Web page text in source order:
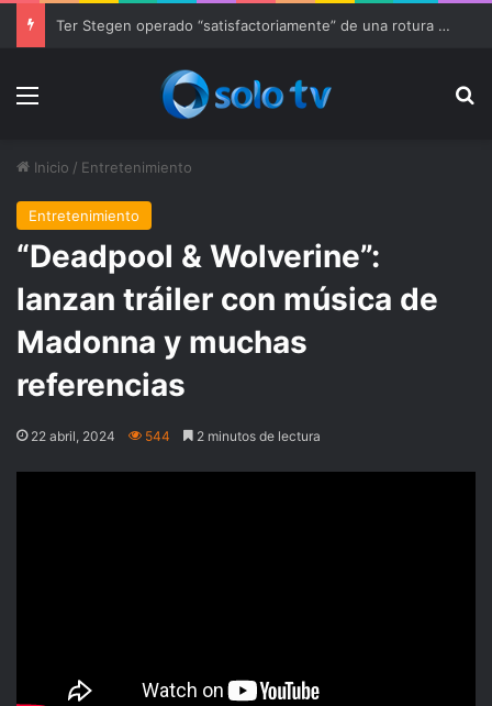
Ter Stegen operado “satisfactoriamente” de una rotura completa del tendón rotuliano
Menu
Inicio / Entretenimiento
Entretenimiento
“Deadpool & Wolverine”:
lanzan tráiler con música de
Madonna y muchas
referencias
22 abril, 2024 544 2 minutos de lectura